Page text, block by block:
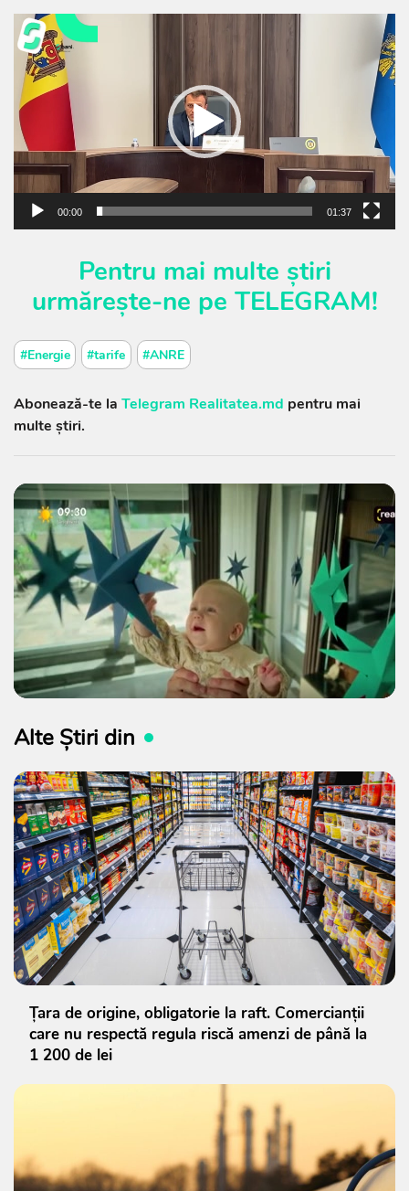
Player
video
00:00 01:37
Pentru mai multe știri
urmărește-ne pe TELEGRAM!
#Energie #tarife #ANRE
Abonează-te la Telegram Realitatea.md pentru mai
multe știri.
Alte Știri din
Țara de origine, obligatorie la raft. Comercianții
care nu respectă regula riscă amenzi de până la
1 200 de lei